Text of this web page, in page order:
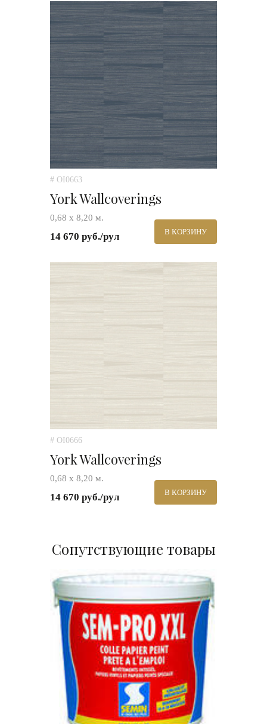
# OI0663
York Wallcoverings
0,68 х 8,20 м.
14 670 руб./рул В КОРЗИНУ
# OI0666
York Wallcoverings
0,68 х 8,20 м.
14 670 руб./рул В КОРЗИНУ
Сопутствующие товары